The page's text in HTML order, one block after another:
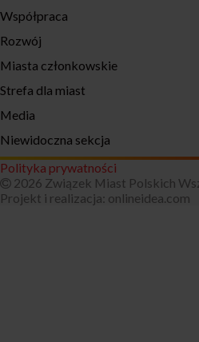
Współpraca
Rozwój
Miasta członkowskie
Strefa dla miast
Media
Niewidoczna sekcja
Polityka prywatności
2026 Związek Miast Polskich
Projekt i realizacja: onlineidea.com